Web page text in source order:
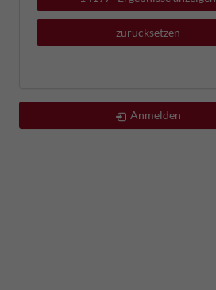
zurücksetzen
Anmelden